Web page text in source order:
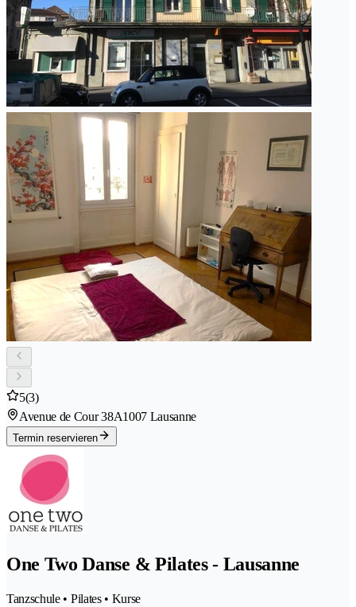
5(3)
Avenue de Cour 38A1007 Lausanne
Termin reservieren
One Two Danse & Pilates - Lausanne
Tanzschule • Pilates • Kurse